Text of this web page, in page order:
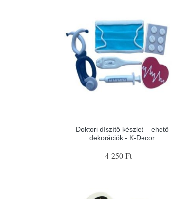
Doktori díszítő készlet – ehető
dekorációk - K-Decor
4 250 Ft